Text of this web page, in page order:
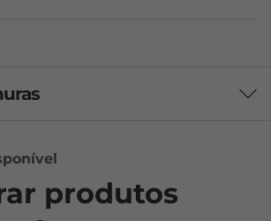
ISV (Fabricante
Engenharia e
Multimédia e Entretenimento,
da Vida, Petróleo e Gás/
produtos